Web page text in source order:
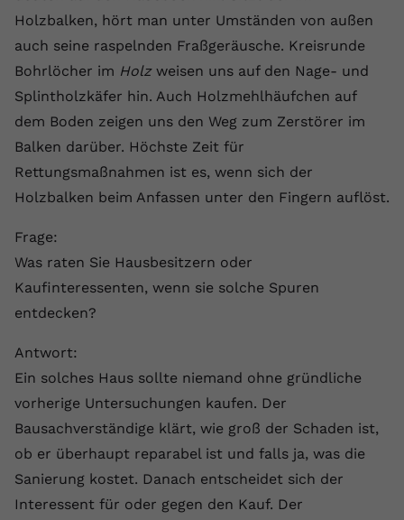
Holzbalken, hört man unter Umständen von außen
auch seine raspelnden Fraßgeräusche. Kreisrunde
Bohrlöcher im Holzweisen uns auf den Nage- und
Splintholzkäfer hin. Auch Holzmehlhäufchen auf
dem Boden zeigen uns den Weg zum Zerstörer im
Balken darüber. Höchste Zeit für
Rettungsmaßnahmen ist es, wenn sich der
Holzbalken beim Anfassen unter den Fingern auflöst.
Frage:
Was raten Sie Hausbesitzern oder
Kaufinteressenten, wenn sie solche Spuren
entdecken?
Antwort:
Ein solches Haus sollte niemand ohne gründliche
vorherige Untersuchungen kaufen. Der
Bausachverständige klärt, wie groß der Schaden ist,
ob er überhaupt reparabel ist und falls ja, was die
Sanierung kostet. Danach entscheidet sich der
Interessent für oder gegen den Kauf. Der